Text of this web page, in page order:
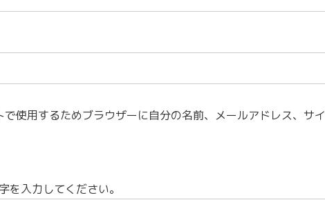
使用するためブラウザーに自分の名前、メールアドレス、サイ
を入力してください。